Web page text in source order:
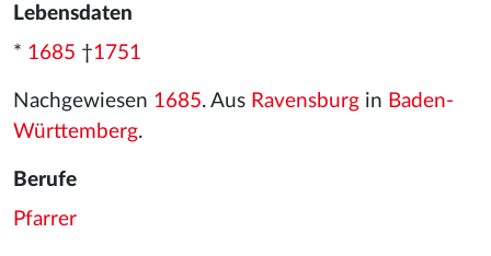
Lebensdaten
* 1685 †1751
Nachgewiesen 1685. Aus Ravensburg in Baden-
Württemberg.
Berufe
Pfarrer